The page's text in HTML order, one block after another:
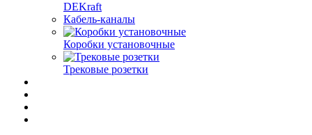
DEKraft
Кабель-каналы
Коробки установочные
Трековые розетки